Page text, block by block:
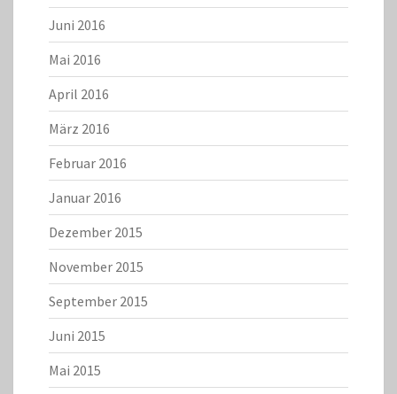
Juni 2016
Mai 2016
April 2016
März 2016
Februar 2016
Januar 2016
Dezember 2015
November 2015
September 2015
Juni 2015
Mai 2015